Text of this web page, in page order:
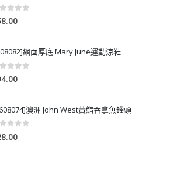
of 5
網面厚底 Mary June運動涼鞋
澳洲 John West黃鮨吞拿魚罐頭